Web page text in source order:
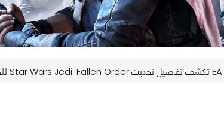
EA تكشف تفاصيل تحديث Star Wars Jedi: Fallen Order للجيل الجديد